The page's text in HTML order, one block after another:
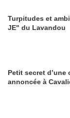
Turpitudes et
JE" du Lavandou
Petit secret d’une
annoncée à